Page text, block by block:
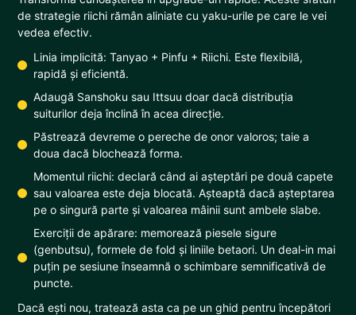
de strategie riichi rămân aliniate cu yaku-urile pe care le vei
vedea efectiv.
Linia implicită: Tanyao + Pinfu + Riichi. Este flexibilă,
rapidă și eficientă.
Adaugă Sanshoku sau Ittsuu doar dacă distribuția
suiturilor deja înclină în acea direcție.
Păstrează devreme o pereche de onor valoros; taie a
doua dacă blochează forma.
Momentul riichi: declară când ai așteptări pe două capete
sau valoarea este deja blocată. Așteaptă dacă așteptarea
pe o singură parte și valoarea mâinii sunt ambele slabe.
Exerciții de apărare: memorează piesele sigure
(genbutsu), formele de fold și liniile betaori. Un deal-in mai
puțin pe sesiune înseamnă o schimbare semnificativă de
puncte.
Dacă ești nou, tratează asta ca pe un ghid pentru începători